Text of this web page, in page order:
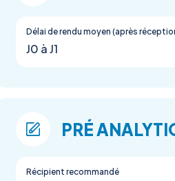
Délai de rendu moyen (après
J0 à J1
PRÉ
Récipient recommandé